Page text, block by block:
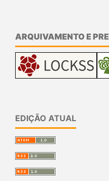
ARQUIVAMENTO E
EDIÇÃO ATUAL